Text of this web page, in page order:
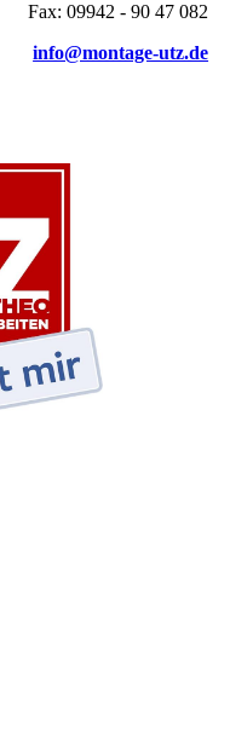
Fax: 09942 - 90 47 082
info@montage-utz.de